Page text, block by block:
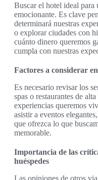
Buscar el hotel ideal para
emocionante. Es clave
determinará nuestras
o explorar ciudades con
cuánto dinero queremos
cumpla con nuestras
Factores a considerar
Es necesario revisar los
spas o restaurantes de
experiencias queremos
asistir a eventos
que ofrezca lo que
memorable.
Importancia de las
huéspedes
Las opiniones de otros